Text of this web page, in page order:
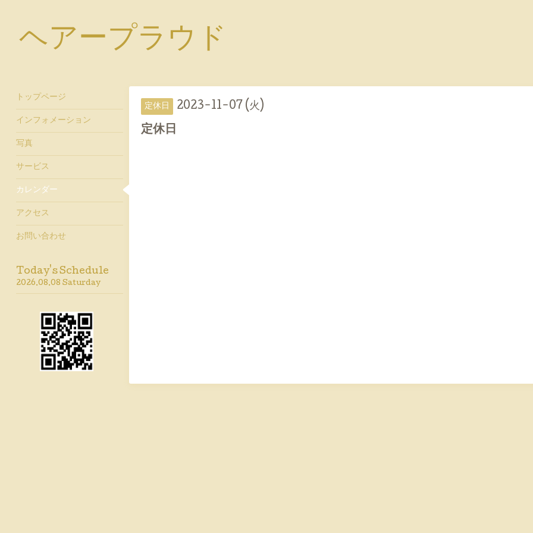
ヘアープラウド
定休日 2023-11-07 (火)
定休日
トップページ
インフォメーション
写真
サービス
カレンダー
アクセス
お問い合わせ
Today's Schedule
2026.08.08 Saturday